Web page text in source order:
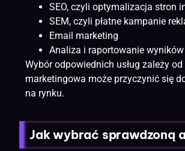
SEO, czyli optymalizacja stron
SEM, czyli płatne kampanie
Email marketing
Analiza i raportowanie
Wybór odpowiednich usług zależy
marketingowa może przyczynić się
na rynku.
Jak wybrać sprawdzoną